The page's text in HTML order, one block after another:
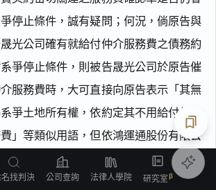
停止條件，誠有疑問；何況，倘原告與
光公司確有就給付仲介服務費之債務約
爭停止條件，則被告晟光公司於原告催
服務費時，大可直接向原告表示「其無
爭土地所有權，依約定其不用給付仲介
」等類似用語，但依鴻運通股份有限公
客訴紀錄所示（見本院卷一第142、160、
），被告晟光公司於原告要求仲介服務
匯
找判決 公司查詢 法律人學院 研究室